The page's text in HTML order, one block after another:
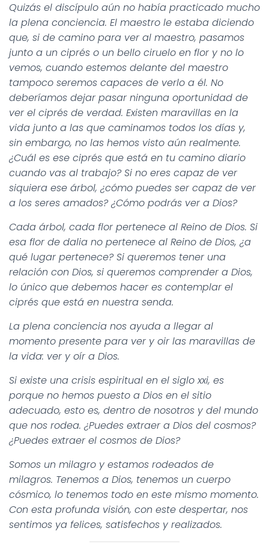
Quizás el discípulo aún no había practicado mucho
la plena conciencia. El maestro le estaba diciendo
que, si de camino para ver al maestro, pasamos
junto a un ciprés o un bello ciruelo en flor y no lo
vemos, cuando estemos delante del maestro
tampoco seremos capaces de verlo a él. No
deberíamos dejar pasar ninguna oportunidad de
ver el ciprés de verdad. Existen maravillas en la
vida junto a las que caminamos todos los días y,
sin embargo, no las hemos visto aún realmente.
¿Cuál es ese ciprés que está en tu camino diario
cuando vas al trabajo? Si no eres capaz de ver
siquiera ese árbol, ¿cómo puedes ser capaz de ver
a los seres amados? ¿Cómo podrás ver a Dios?
Cada árbol, cada flor pertenece al Reino de Dios. Si
esa flor de dalia no pertenece al Reino de Dios, ¿a
qué lugar pertenece? Si queremos tener una
relación con Dios, si queremos comprender a Dios,
lo único que debemos hacer es contemplar el
ciprés que está en nuestra senda.
La plena conciencia nos ayuda a llegar al
momento presente para ver y oir las maravillas de
la vida: ver y oír a Dios.
Si existe una crisis espiritual en el siglo xxi, es
porque no hemos puesto a Dios en el sitio
adecuado, esto es, dentro de nosotros y del mundo
que nos rodea. ¿Puedes extraer a Dios del cosmos?
¿Puedes extraer el cosmos de Dios?
Somos un milagro y estamos rodeados de
milagros. Tenemos a Dios, tenemos un cuerpo
cósmico, lo tenemos todo en este mismo momento.
Con esta profunda visión, con este despertar, nos
sentimos ya felices, satisfechos y realizados.